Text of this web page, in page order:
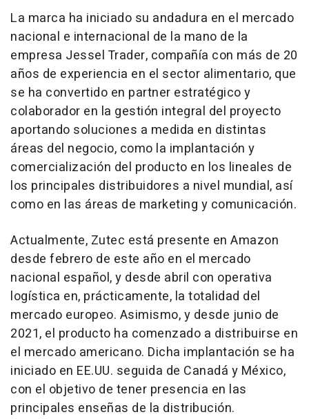
La marca ha iniciado su andadura en el mercado
nacional e internacional de la mano de la
empresa Jessel Trader, compañía con más de 20
años de experiencia en el sector alimentario, que
se ha convertido en partner estratégico y
colaborador en la gestión integral del proyecto
aportando soluciones a medida en distintas
áreas del negocio, como la implantación y
comercialización del producto en los lineales de
los principales distribuidores a nivel mundial, así
como en las áreas de marketing y comunicación.
Actualmente, Zutec está presente en Amazon
desde febrero de este año en el mercado
nacional español, y desde abril con operativa
logística en, prácticamente, la totalidad del
mercado europeo. Asimismo, y desde junio de
2021, el producto ha comenzado a distribuirse en
el mercado americano. Dicha implantación se ha
iniciado en EE.UU. seguida de Canadá y México,
con el objetivo de tener presencia en las
principales enseñas de la distribución.